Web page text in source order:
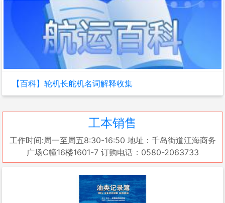
【百科】轮机长舵机名词解释收集
工本销售
工作时间:周一至周五8:30-16:50 地址：千岛街道江海商务
广场C幢16楼1601-7 订购电话：0580-2063733